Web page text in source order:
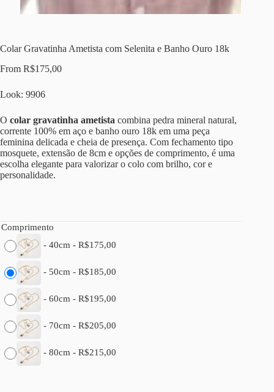
Colar Gravatinha Ametista com Selenita e Banho Ouro 18k
From R$175,00
Look: 9906
O colar gravatinha ametista combina pedra mineral natural,
corrente 100% em aço e banho ouro 18k em uma peça
feminina delicada e cheia de presença. Com fechamento tipo
mosquete, extensão de 8cm e opções de comprimento, é uma
escolha elegante para valorizar o colo com brilho, cor e
personalidade.
Comprimento
- 40cm - R$175,00
- 50cm - R$185,00
- 60cm - R$195,00
- 70cm - R$205,00
- 80cm - R$215,00